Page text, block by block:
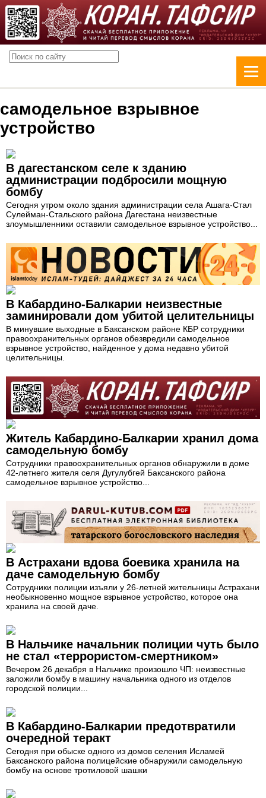
самодельное взрывное
устройство
В дагестанском селе к зданию
администрации подбросили мощную
бомбу
Сегодня утром около здания администрации села Ашага-Стал
Сулейман-Стальского района Дагестана неизвестные
злоумышленники оставили самодельное взрывное устройство...
В Кабардино-Балкарии неизвестные
заминировали дом убитой целительницы
В минувшие выходные в Баксанском районе КБР сотрудники
правоохранительных органов обезвредили самодельное
взрывное устройство, найденное у дома недавно убитой
целительницы.
Житель Кабардино-Балкарии хранил дома
самодельную бомбу
Сотрудники правоохранительных органов обнаружили в доме
42-летнего жителя селя Дугулубгей Баксанского района
самодельное взрывное устройство...
В Астрахани вдова боевика хранила на
даче самодельную бомбу
Сотрудники полиции изъяли у 26-летней жительницы Астрахани
необыкновенно мощное взрывное устройство, которое она
хранила на своей даче.
В Нальчике начальник полиции чуть было
не стал «террористом-смертником»
Вечером 26 декабря в Нальчике произошло ЧП: неизвестные
заложили бомбу в машину начальника одного из отделов
городской полиции...
В Кабардино-Балкарии предотвратили
очередной теракт
Сегодня при обыске одного из домов селения Исламей
Баксанского района полицейские обнаружили самодельную
бомбу на основе тротиловой шашки